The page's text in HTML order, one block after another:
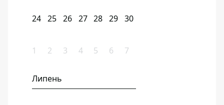
24 25 26 27 28 29 30
1 2 3 4 5 6 7
Липень